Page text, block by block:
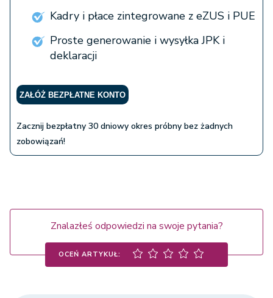
Kadry i płace zintegrowane z eZUS i PUE
Proste generowanie i wysyłka JPK i
deklaracji
ZAŁÓŻ BEZPŁATNE KONTO
Zacznij bezpłatny 30 dniowy okres próbny bez żadnych
zobowiązań!
Znalazłeś odpowiedzi na swoje pytania?
OCEŃ ARTYKUŁ: